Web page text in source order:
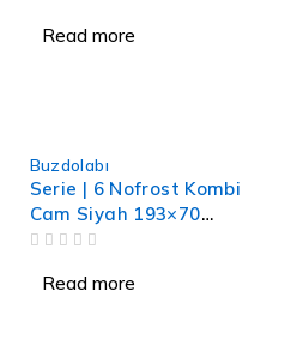
Read more
Buzdolabı
Serie | 6 Nofrost Kombi
Cam Siyah 193×70
Buzdolabı
Read more